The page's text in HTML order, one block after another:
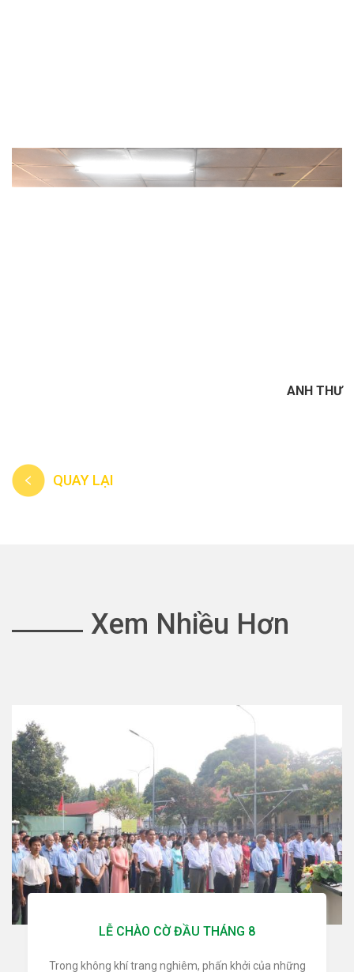
ANH THƯ
QUAY LẠI
Xem Nhiều Hơn
LỄ CHÀO CỜ ĐẦU THÁNG 8
Trong không khí trang nghiêm, phấn khởi của những